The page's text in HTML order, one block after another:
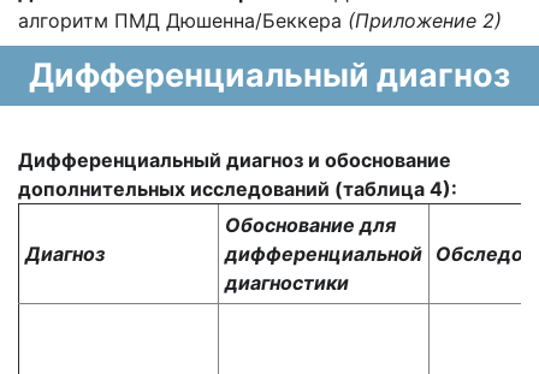
алгоритм ПМД Дюшенна/Беккера (Приложение 2)
Дифференциальный диагноз
Дифференциальный диагноз и обоснование
дополнительных исследований (таблица 4):
Диагноз
Обоснование для
дифференциальной
диагностики